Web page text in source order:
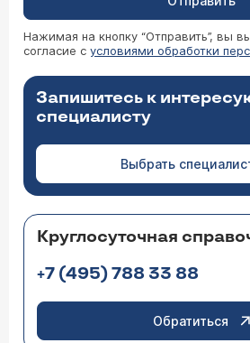
Нажимая на кнопку “Отправить”, вы
согласие с условиями обработки
Запишитесь к
специалисту
Выбрать
Круглосуточная
+7 (495) 788 33 88
Обратиться